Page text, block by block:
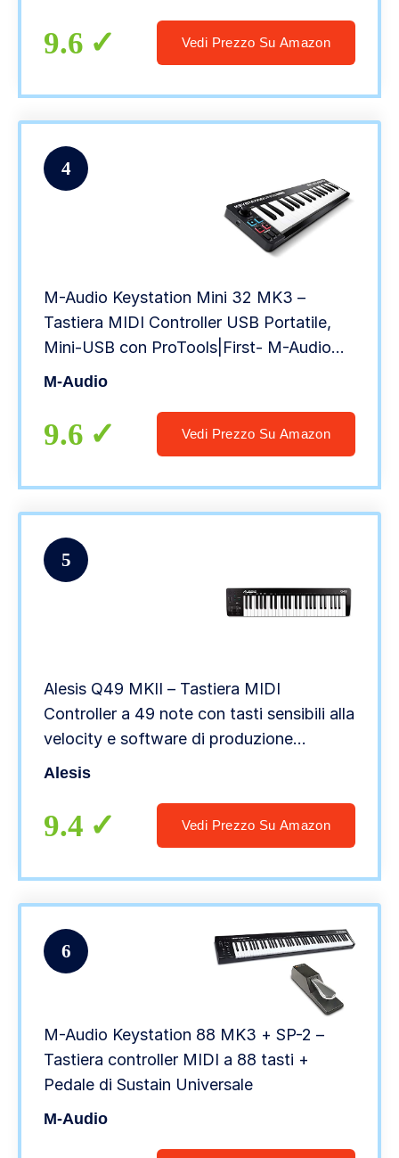
9.6 Vedi Prezzo Su Amazon
4
M-Audio Keystation Mini 32 MK3 –
Tastiera MIDI Controller USB Portatile,
Mini-USB con ProTools|First- M-Audio
Edition e Xpand!2 By AIR Music Tech
M-Audio
9.6 Vedi Prezzo Su Amazon
5
Alesis Q49 MKII – Tastiera MIDI
Controller a 49 note con tasti sensibili alla
velocity e software di produzione
musicale incluso
Alesis
9.4 Vedi Prezzo Su Amazon
6
M-Audio Keystation 88 MK3 + SP-2 –
Tastiera controller MIDI a 88 tasti +
Pedale di Sustain Universale
M-Audio